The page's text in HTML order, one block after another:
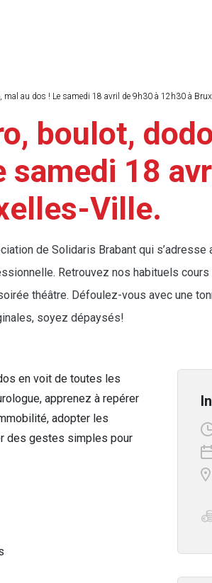
mal au dos ! Le samedi 18 avril de 9h30 à 12h30 à
boulot,
samedi 18
Ville.
de Solidaris Brabant qui s’adresse
Retrouvez nos habituels
théâtre. Défoulez-vous avec une
soyez dépaysés!
en voit de toutes les
apprenez à repérer
adopter les
des gestes simples pour